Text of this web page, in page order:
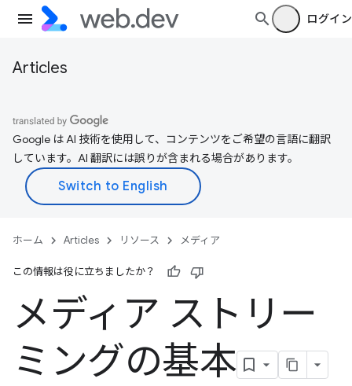
ログイン
Articles
Google は AI 技術を使用して、コンテンツをご希望の言語に翻訳
しています。AI 翻訳には誤りが含まれる場合があります。
ホーム Articles リソース メディア
この情報は役に立ちましたか？
メディア ストリー
ミングの基本